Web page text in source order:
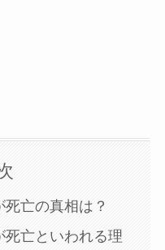
亡の真相は？
亡といわれる理